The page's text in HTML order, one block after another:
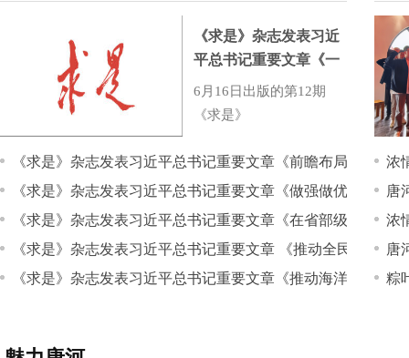
《求是》杂志发表习近
平总书记重要文章《一
体推进教育科技人才发
展》
6月16日出版的第12期
《求是》
《求是》杂志发表习近平总书记重要文章《前瞻布局和发展
《求是》杂志发表习近平总书记重要文章《做强做优做大实
《求是》杂志发表习近平总书记重要文章《在省部级主要领
十届四中全会精神专题研讨班上的讲话》
《求是》杂志发表习近平总书记重要文章 《推动全民阅读，
《求是》杂志发表习近平总书记重要文章《推动海洋经济高
浓
唐
浓
唐
粽